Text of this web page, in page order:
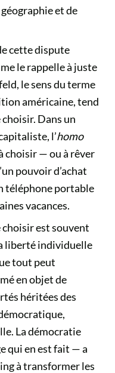
et de
cette dispute
le rappelle à juste
, le sens du terme
américaine, tend
Dans un
l’homo
choisir — ou à rêver
pouvoir d’achat
téléphone portable
vacances.
choisir est souvent
liberté individuelle
tout peut
en objet de
héritées des
La démocratie
qui en est fait — a
à transformer les